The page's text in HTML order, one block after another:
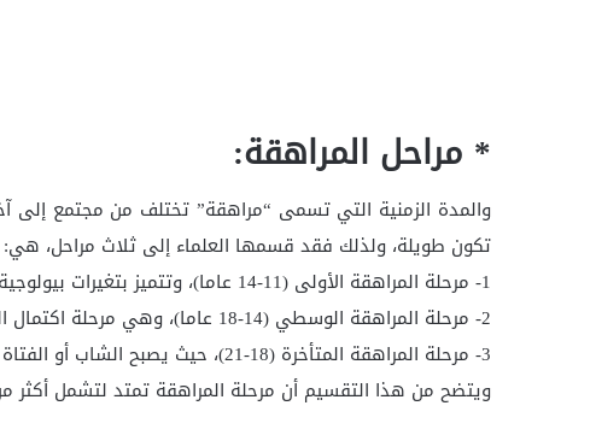
* مراحل المراهقة:
والمدة الزمنية التي تسمى “مراهقة” تختلف من مجتمع
تكون طويلة، ولذلك فقد قسمها العلماء إلى ثلاث مراحل، هي:
1- مرحلة المراهقة الأولى (11-14 عاما)، وتتميز بتغيرات بيولوجية سريعة.
2- مرحلة المراهقة الوسطي (14-18 عاما)، وهي مرحلة اكتمال التغيرات البيولوجية.
3- مرحلة المراهقة المتأخرة (18-21)، حيث يصبح الشاب أو الفتاة إنساناً راشداً بالمظهر والتصرفات.
ويتضح من هذا التقسيم أن مرحلة المراهقة تمتد لتشمل أكثر